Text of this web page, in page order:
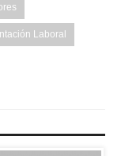
Laboral